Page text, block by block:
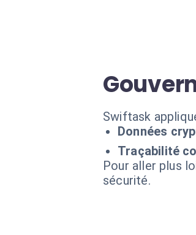
Swiftask
Données
Traçabilité
Pour aller plus
sécurité.